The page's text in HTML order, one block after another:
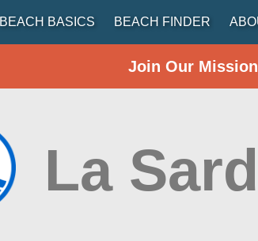
BEACH BASICS BEACH FINDER
Join Our
La